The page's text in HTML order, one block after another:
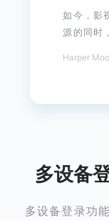
如今，影
源的同时
Harper
多设备
多设备登录功